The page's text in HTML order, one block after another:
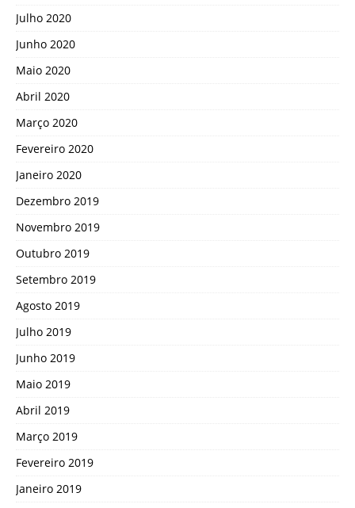
Julho 2020
Junho 2020
Maio 2020
Abril 2020
Março 2020
Fevereiro 2020
Janeiro 2020
Dezembro 2019
Novembro 2019
Outubro 2019
Setembro 2019
Agosto 2019
Julho 2019
Junho 2019
Maio 2019
Abril 2019
Março 2019
Fevereiro 2019
Janeiro 2019